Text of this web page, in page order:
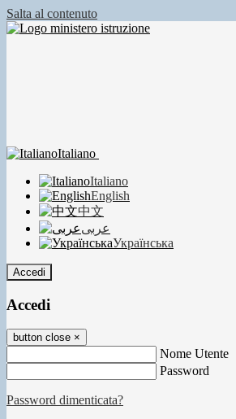
Salta al contenuto
Italiano
Italiano
English
中文
عربى
Українська
Accedi
Accedi
button close ×
Nome Utente
Password
Password dimenticata?